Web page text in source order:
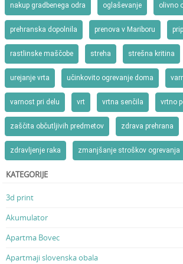
nakup gradbenega odra oglaševanje olivno
prehranska dopolnila prenova v Mariboru
rastlinske maščobe streha strešna kritina
urejanje vrta učinkovito ogrevanje doma
varnost pri delu vrt vrtna senčila vrtno
zaščita občutljivih predmetov zdrava prehrana
zdravljenje raka zmanjšanje stroškov ogrevanja
KATEGORIJE
3d print
Akumulator
Apartma Bovec
Apartmaji slovenska obala